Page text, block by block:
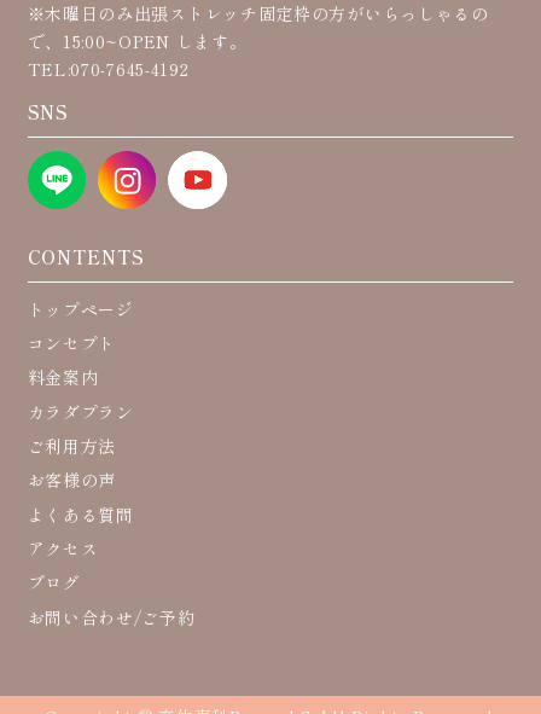
※木曜日のみ出張ストレッチ固定枠の方がいらっしゃるの
で、15:00~OPEN します。
TEL:070-7645-4192
SNS
CONTENTS
トップページ
コンセプト
料金案内
カラダプラン
ご利用方法
お客様の声
よくある質問
アクセス
ブログ
お問い合わせ/ご予約